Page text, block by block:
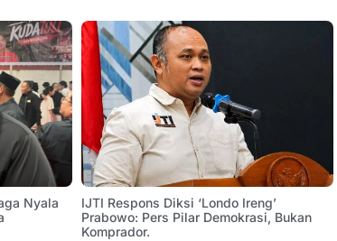
Nyala
IJTI Respons Diksi ‘Londo Ireng’
Prabowo: Pers Pilar Demokrasi, Bukan
Komprador.